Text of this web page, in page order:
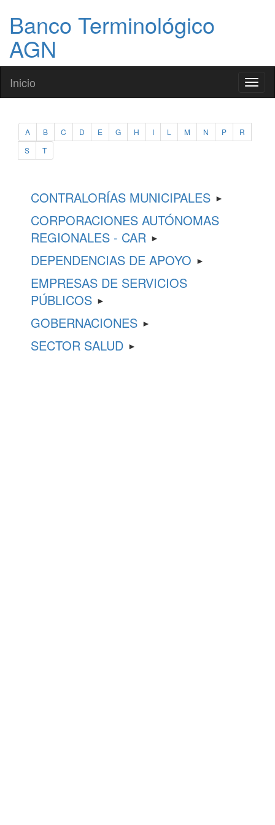
Banco Terminológico
AGN
Inicio
A B C D E G H I L M N P
R
S
T
CONTRALORÍAS MUNICIPALES ►
CORPORACIONES AUTÓNOMAS
REGIONALES - CAR ►
DEPENDENCIAS DE APOYO ►
EMPRESAS DE SERVICIOS
PÚBLICOS ►
GOBERNACIONES ►
SECTOR SALUD ►